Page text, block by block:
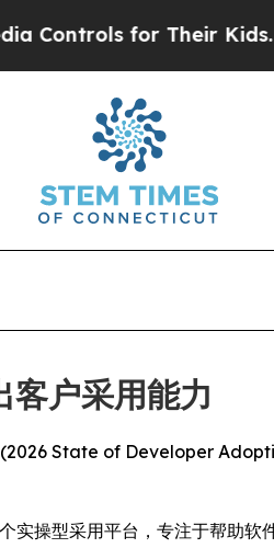
for Their Kids. Should
户采用能力
State of Developer
操型采用平台，专注于帮助软